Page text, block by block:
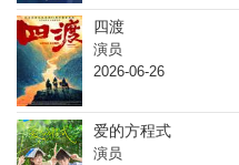
四渡
演员
2026-06-26
爱的方程式
演员